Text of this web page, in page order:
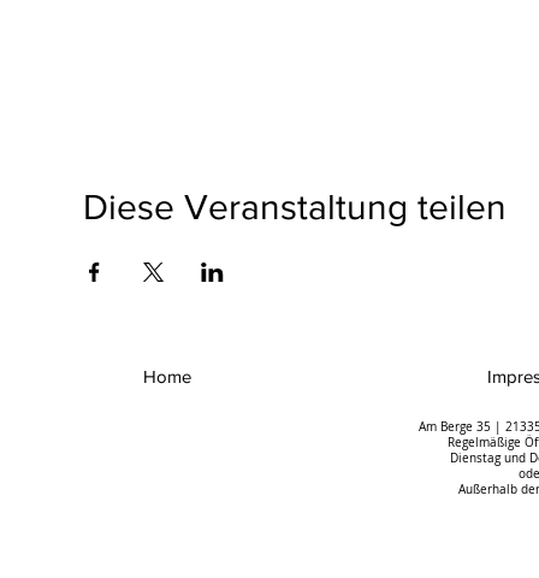
Diese Veranstaltung teilen
Home
Am Berge 35 |
Regelmäßige
Dienstag und
Außerhalb